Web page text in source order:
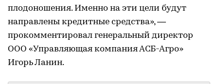
плодоношения. Именно на эти цели будут
направлены кредитные средства», —
прокомментировал генеральный директор
ООО «Управляющая компания АСБ-Агро»
Игорь Ланин.